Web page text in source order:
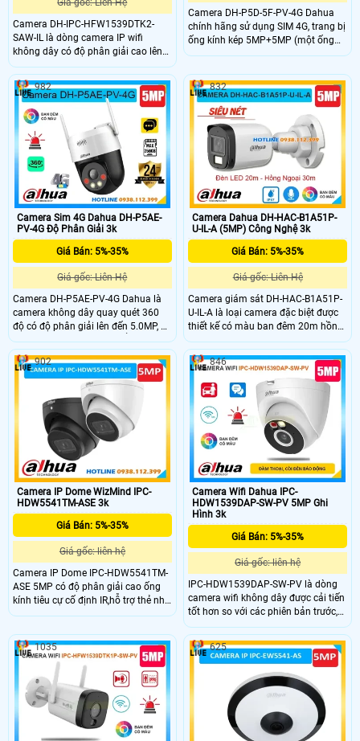
Giá gốc: Liên Hệ
Camera DH-IPC-HFW1539DTK2-
SAW-IL là dòng camera IP wifi
không dây có độ phân giải cao lên
đến 5 Megapixel, cho hình ảnh sắc
nét. Camera hỗ trợ hồng ngoại 30m
kèm ánh sáng trắng, giúp ghi hình
có màu vào ban đêm. Ngoài ra,
camera còn tích hợp mic, khả năng
phát hiện người và phương tiện, khe
thẻ nhớ hỗ trợ đến 256GB, chuẩn
chống nước IP67, phù hợp lắp đặt
ngoài trời giá rẻ.
Camera DH-P5D-5F-PV-4G Dahua
chính hãng sử dụng SIM 4G, trang bị
ống kính kép 5MP+5MP (một ống
kính cố định và một ống kính quay
Hỗ trợ phát hiện người, xe, báo động
bằng đèn và còi hú, cùng tính năng
đàm thoại hai chiều. Camera có giá
rẻ nhưng vẫn đảm bảo chất lượng
phù hợp giám sát an ninh hiệu quả.
Camera Sim 4G Dahua DH-P5AE-
PV-4G Độ Phân Giải 3k
Giá Bán: 5%-35%
Giá gốc: Liên Hệ
Camera DH-P5AE-PV-4G Dahua là
camera không dây quay quét 360
độ có độ phân giải lên đến 5.0MP, sử
dụng SIM 4G, cho kết nối ổn định
mọi nơi. Hỗ trợ hồng ngoại 30m,
LED 30m, đàm thoại hai chiều, còi
hú và đèn chớp báo động. Với khe
cắm thẻ nhớ 256GB, chuẩn IP66
chống nước, đây là lựa chọn giá rẻ
nhưng chất lượng cho lắp đặt ngoài
trời.
982
Camera Dahua DH-HAC-B1A51P-
U-IL-A (5MP) Công Nghệ 3k
Giá Bán: 5%-35%
Giá gốc: Liên Hệ
Camera giám sát DH-HAC-B1A51P-
U-IL-A là loại camera đặc biệt được
thiết kế có màu ban đêm 20m hồng
ngoại 30m, hình ảnh sắc nét độ
phân giải cao lên đến 5.0 megapixel,
có khả năng chống ngược sáng
DWDR, hình ảnh rõ nét. Sử dụng
cảm biến CMOS hoặc công nghệ
AHD CVI TVI BCS, chuẩn IP67 phù
hợp lắp đặt ngoài trời hiệu quả.
832
Camera IP Dome WizMind IPC-
HDW5541TM-ASE 3k
Giá Bán: 5%-35%
Giá gốc: liên hệ
Camera IP Dome IPC-HDW5541TM-
ASE 5MP có độ phân giải cao ống
kính tiêu cự cố định IR,hỗ trợ thẻ nhớ
1TB,Chế độ xoay,WDR,3D NR,HLC,
sát khác nhau,phát hiện âm
thanh,IVS,phát hiện khuôn mặt,vật
thể thông minh và đếm người.MIC
tích hợp,chuẩn ROI,SVC,SMART
H.264+/H.265+,AI H.264/H.265,mã
hóa sau bộ lọc linh hoạt.Chuẩn bảo
vệ IP67.
902
Camera Wifi Dahua IPC-
HDW1539DAP-SW-PV 5MP Ghi
Hình 3k
Giá Bán: 5%-35%
Giá gốc: liên hệ
IPC-HDW1539DAP-SW-PV là dòng
camera wifi không dây được cải tiến
tốt hơn so với các phiên bản trước,
cho hình ảnh chất lượng sắc nét độ
phân giải 5MP. Camera kết hợp với
các tính năng nổi bật như chiếu
sáng kép thông minh tầm xa 30m,
đàm thoại 2 chiều, phát hiện con
người, phương tiện và cảnh báo chủ
động còi đèn
846
1035 625